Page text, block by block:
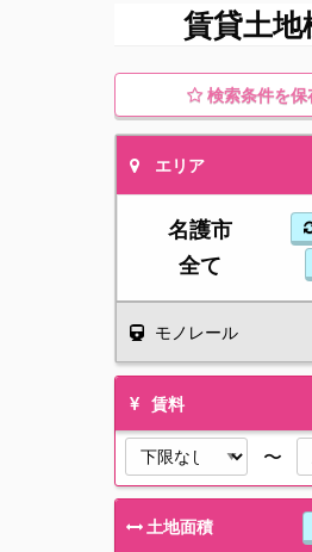
賃貸土地
検索条件を保
エリア
名護市
全て
モノレール
賃料
〜
土地面積